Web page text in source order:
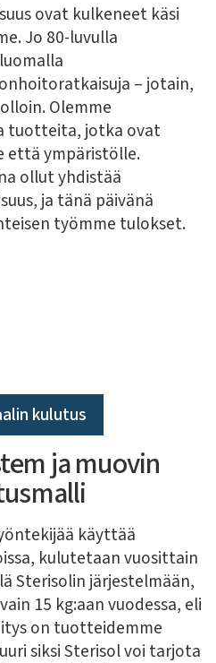
ovat kulkeneet käsi
Jo 80-luvulla
– jotain,
Olemme
tuotteita, jotka ovat
että ympäristölle.
ollut yhdistää
ja tänä päivänä
työmme tulokset.
kulutus
ja muovin
käyttää
kulutetaan vuosittain
Sterisolin järjestelmään,
15 kg:aan vuodessa, eli
on tuotteidemme
siksi Sterisol voi tarjota